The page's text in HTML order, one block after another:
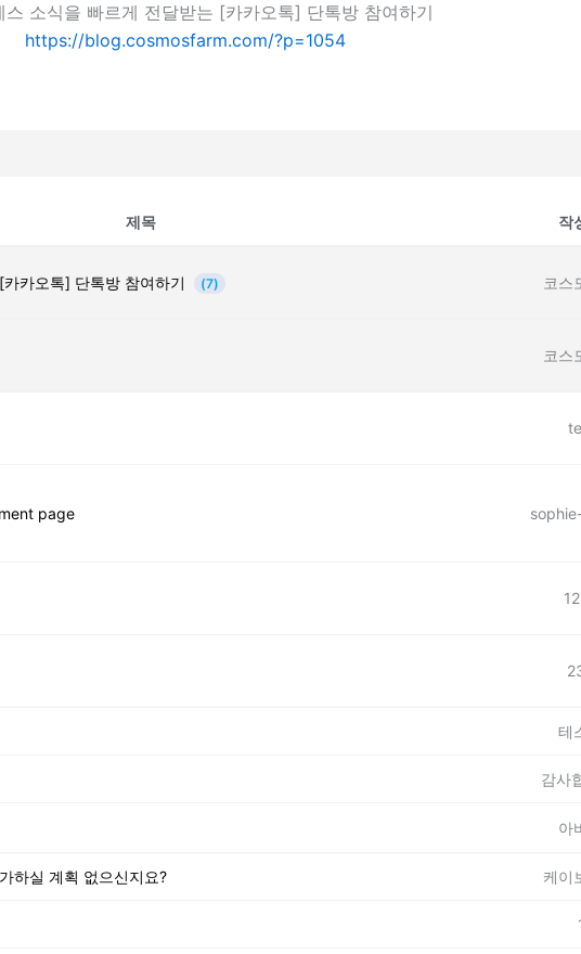
스 소식을 빠르게 전달받는 [카카오톡] 단톡방 참여하기
https://blog.cosmosfarm.com/?p=1054
제목 작
카오톡] 단톡방 참여하기 (7) 코스
코스
page
테
감사
아
하실 계획 없으신지요? 케이